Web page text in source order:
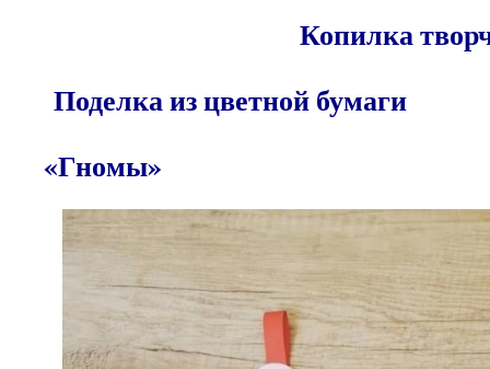
Копилка
Поделка из
«Гномы»